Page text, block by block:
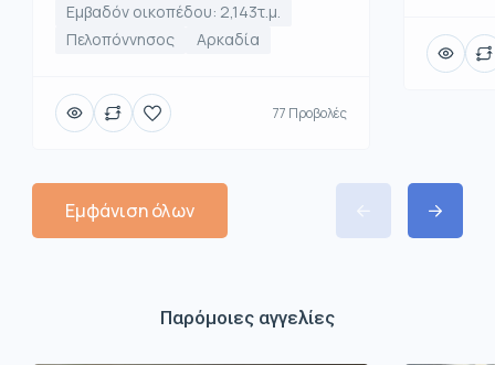
Εμβαδόν οικοπέδου: 2,143τ.μ.
Πελοπόννησος
Αρκαδία
77 Προβολές
Εμφάνιση όλων
Παρόμοιες αγγελίες